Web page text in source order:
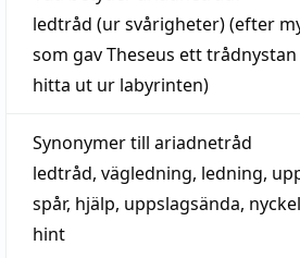
ledtråd (ur svårigheter) (efter
som gav Theseus ett
hitta ut ur labyrinten)
Synonymer till ariadnetråd
ledtråd, vägledning, ledning,
spår, hjälp, uppslagsända,
hint